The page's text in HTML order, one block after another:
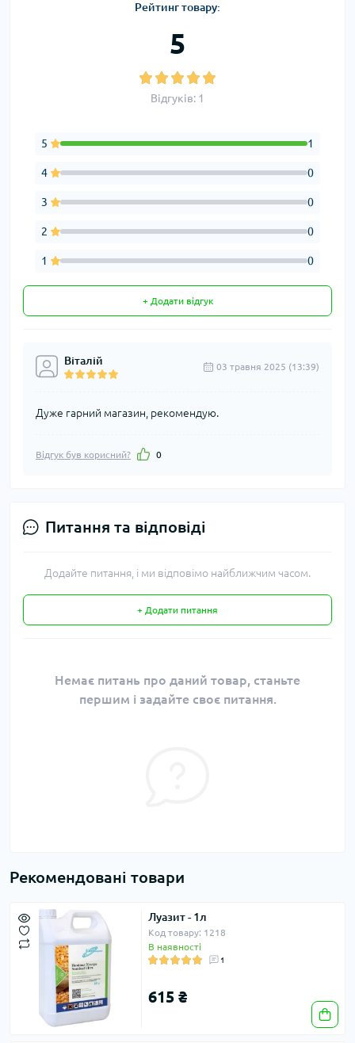
Рейтинг товару:
5
Відгуків: 1
5 1
4 0
3 0
2 0
1 0
+ Додати відгук
Віталій 03 травня 2025 (13:39)
Дуже гарний магазин, рекомендую.
Відгук був корисний? 0
Питання та відповіді
Додайте питання, і ми відповімо найближчим часом.
+ Додати питання
Немає питань про даний товар, станьте
першим і задайте своє питання.
Рекомендовані товари
Луазит - 1л
Код товару: 1218
В наявності
1
615 ₴